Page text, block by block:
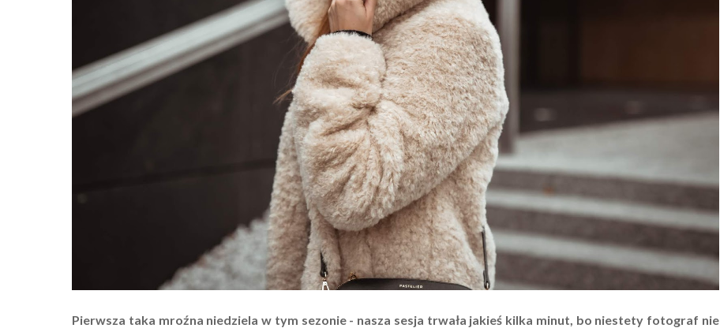
Pierwsza taka mroźna niedziela w tym sezonie - nasza sesja trwała jakieś kilka minut, bo niestety fotograf nie